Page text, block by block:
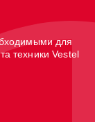
для
техники Vestel